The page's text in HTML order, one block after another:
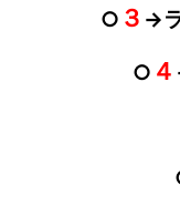
○ ３ →
○ ４